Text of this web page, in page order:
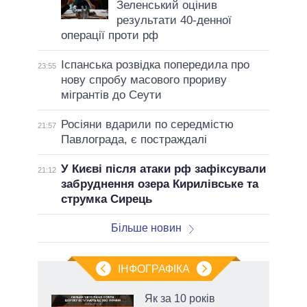
Зеленський оцінив
результати 40-денної
операції проти рф
23:55
Іспанська розвідка попередила про
нову спробу масового прориву
мігрантів до Сеути
21:57
Росіяни вдарили по середмістю
Павлограда, є постраждалі
21:12 У Києві після атаки рф зафіксували
забруднення озера Кирилівське та
струмка Сирець
Більше новин
ІНФОГРАФІКА
Як за 10 років